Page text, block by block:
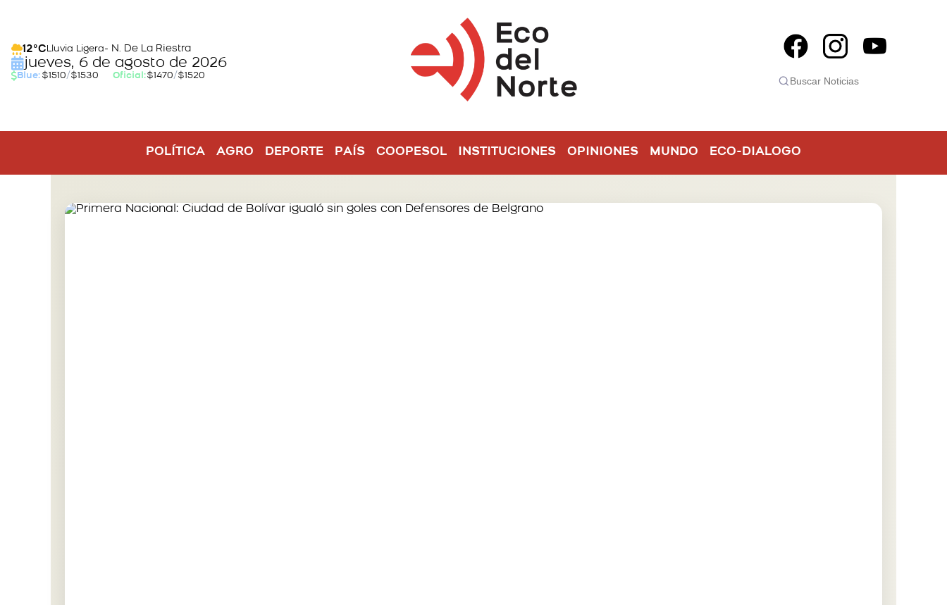
12°C Lluvia Ligera- N. De La Riestra
jueves, 6 de agosto de 2026
Blue: $1510/$1530 Oficial:$1470/$1520
POLÍTICA AGRO DEPORTE PAÍS COOPESOL INSTITUCIONES OPINIONES MUNDO ECO-DIALOGO